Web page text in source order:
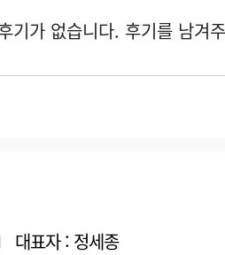
|
대표자 : 정세종